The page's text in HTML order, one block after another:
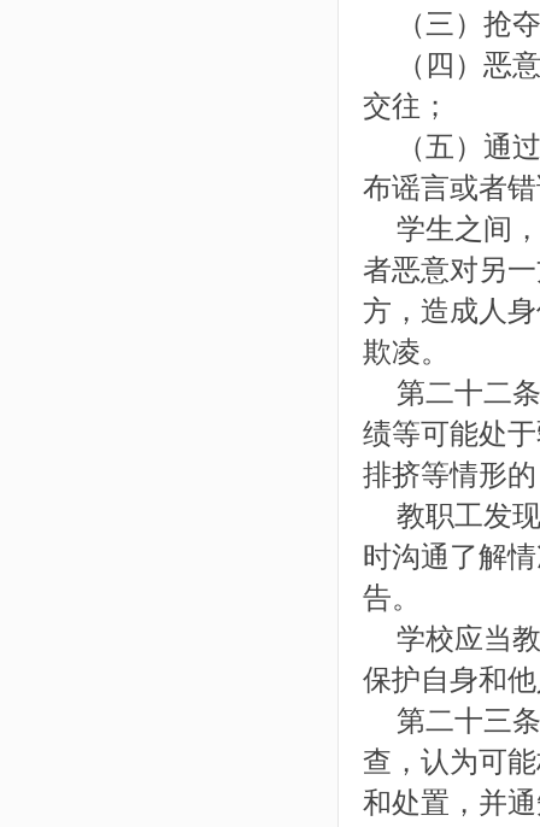
（三）抢夺
（四）恶意
交往；
（五）通过
布谣言或者
学生之间，
者恶意对另
方，造成人
欺凌。
第二十二条
绩等可能处
排挤等情形
教职工发现
时沟通了解
告。
学校应当教
保护自身和
第二十三条
查，认为可
和处置，并